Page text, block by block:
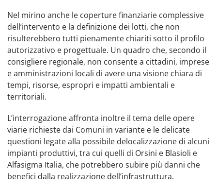
Nel mirino anche le coperture finanziarie complessive
dell’intervento e la definizione dei lotti, che non
risulterebbero tutti pienamente chiariti sotto il profilo
autorizzativo e progettuale. Un quadro che, secondo il
consigliere regionale, non consente a cittadini, imprese
e amministrazioni locali di avere una visione chiara di
tempi, risorse, espropri e impatti ambientali e
territoriali.
L’interrogazione affronta inoltre il tema delle opere
viarie richieste dai Comuni in variante e le delicate
questioni legate alla possibile delocalizzazione di alcuni
impianti produttivi, tra cui quelli di Orsini e Blasioli e
Alfasigma Italia, che potrebbero subire più danni che
benefici dalla realizzazione dell’infrastruttura.